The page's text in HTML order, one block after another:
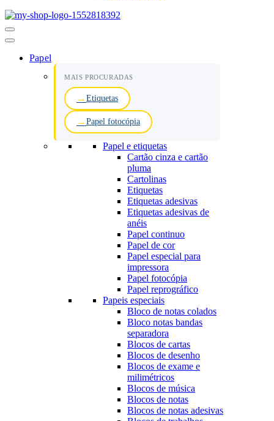
Menu
de
Papel
MAIS PROCURADAS
Etiquetas
Papel fotocópia
Papel e etiquetas
Cartão cinza e cartão
pluma
Cartolinas
Etiquetas
Etiquetas adesivas
Etiquetas adesivas de
anéis
Papel continuo
Papel de cor
Papel especial para
impressora
Papel fotocópia
Papel reprográfico
Papeis especiais
Bloco de notas colados
Bloco notas bandas
separadora
Blocos de cartas
Blocos de desenho
Blocos de exame e
milimétricos
Blocos de música
Blocos de notas
Blocos de notas adesivas